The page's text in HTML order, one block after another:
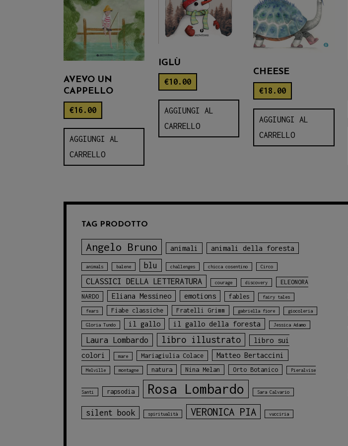
AVEVO UN
CAPPELLO
€16.00
AGGIUNGI AL
CARRELLO
IGLÙ
€10.00
AGGIUNGI AL
CARRELLO
CHEESE
€18.00
AGGIUNGI AL
CARRELLO
TAG PRODOTTO
Angelo Bruno animali animali della foresta
animals balene blu challenges chicca cosentino Circo
CLASSICI DELLA LETTERATURA courage discovery
ELEONORA
NARDO
Eliana Messineo emotions fables fairy tales
fears Fiabe classiche Fratelli Grimm gabriella fiore giocoleria
Gloria Tundo il gallo il gallo della foresta Jessica Adamo
Laura Lombardo libro illustrato
libro sui
colori
mare Mariagiulia Colace Matteo Bertaccini
Melville montagne natura Nina Melan Orto Botanico Pieralvise
Santi rapsodia Rosa Lombardo Sara Calvario
silent book spiritualità VERONICA PIA vucciria